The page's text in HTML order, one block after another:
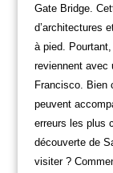
Gate Bridge.
d’architectures
à pied.
reviennent avec
Francisco. Bien
peuvent
erreurs les plus
découverte de
visiter ?